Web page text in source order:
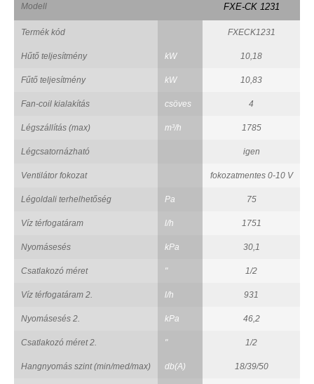
Modell FXE-CK 1231
Termék kód FXECK1231
Hűtő teljesítmény kW 10,18
Fűtő teljesítmény kW 10,83
Fan-coil kialakítás csöves 4
Légszállítás (max) m³/h 1785
Légcsatornázható igen
Ventilátor fokozat fokozatmentes 0-10 V
Légoldali terhelhetőség Pa 75
Víz térfogatáram l/h 1751
Nyomásesés kPa 30,1
Csatlakozó méret " 1/2
Víz térfogatáram 2. l/h 931
Nyomásesés 2. kPa 46,2
Csatlakozó méret 2. " 1/2
Hangnyomás szint (min/med/max) db(A) 18/39/50